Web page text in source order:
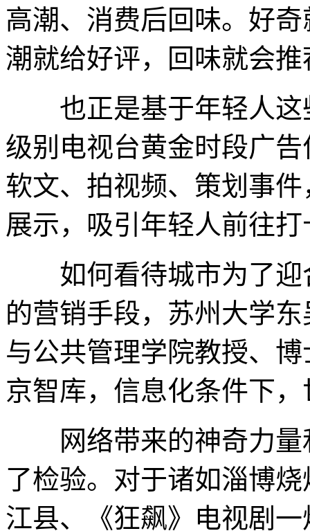
高潮、消费后回味。好
潮就给好评，回味就会推
也正是基于年轻人这
级别电视台黄金时段广
软文、拍视频、策划事
展示，吸引年轻人前往打
如何看待城市为了迎
的营销手段，苏州大学
与公共管理学院教授、
京智库，信息化条件下
网络带来的神奇力量
了检验。对于诸如淄博
江县、《狂飙》电视剧